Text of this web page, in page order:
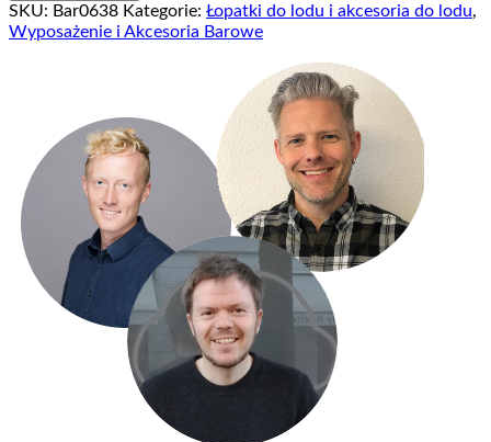
SKU: Bar0638 Kategorie: Łopatki do lodu i akcesoria do lodu,
Wyposażenie i Akcesoria Barowe